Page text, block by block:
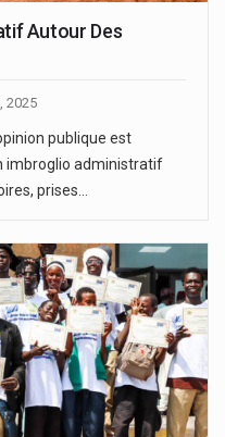
Autour Des
2025
publique est
imbroglio administratif
prises…